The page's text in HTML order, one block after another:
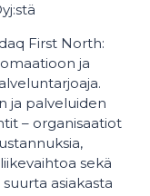
First North:
ja
ja palveluiden
– organisaatiot
sekä
asiakasta